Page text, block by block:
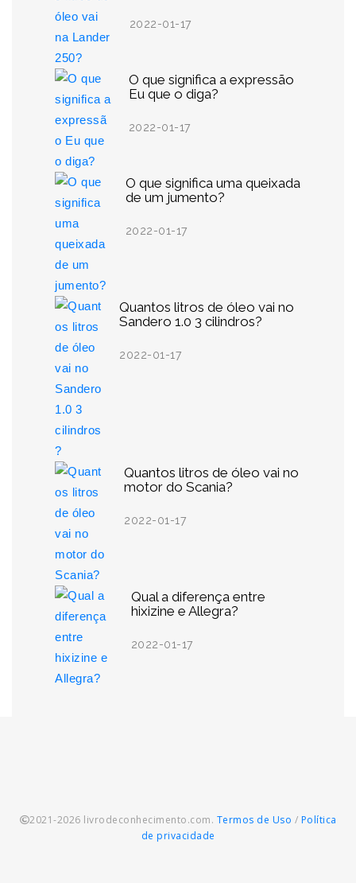
2022-01-17
O que significa a expressão
Eu que o diga?
2022-01-17
O que significa uma queixada
de um jumento?
2022-01-17
Quantos litros de óleo vai no
Sandero 1.0 3 cilindros?
2022-01-17
Quantos litros de óleo vai no
motor do Scania?
2022-01-17
Qual a diferença entre
hixizine e Allegra?
2022-01-17
2021-2026 livrodeconhecimento.com. Termos de Uso / Política
de privacidade